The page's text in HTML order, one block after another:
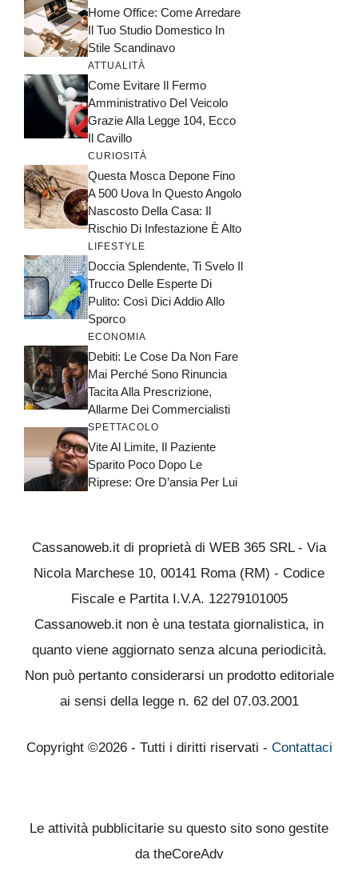
Home Office: Come Arredare
Il Tuo Studio Domestico In
Stile Scandinavo
ATTUALITÀ
Come Evitare Il Fermo
Amministrativo Del Veicolo
Grazie Alla Legge 104, Ecco
Il Cavillo
CURIOSITÀ
Questa Mosca Depone Fino
A 500 Uova In Questo Angolo
Nascosto Della Casa: Il
Rischio Di Infestazione È Alto
LIFESTYLE
Doccia Splendente, Ti Svelo Il
Trucco Delle Esperte Di
Pulito: Così Dici Addio Allo
Sporco
ECONOMIA
Debiti: Le Cose Da Non Fare
Mai Perché Sono Rinuncia
Tacita Alla Prescrizione,
Allarme Dei Commercialisti
SPETTACOLO
Vite Al Limite, Il Paziente
Sparito Poco Dopo Le
Riprese: Ore D’ansia Per Lui
Cassanoweb.it di proprietà di WEB 365 SRL - Via
Nicola Marchese 10, 00141 Roma (RM) - Codice
Fiscale e Partita I.V.A. 12279101005
Cassanoweb.it non è una testata giornalistica, in
quanto viene aggiornato senza alcuna periodicità.
Non può pertanto considerarsi un prodotto editoriale
ai sensi della legge n. 62 del 07.03.2001
Copyright ©2026 - Tutti i diritti riservati - Contattaci
Le attività pubblicitarie su questo sito sono gestite
da theCoreAdv